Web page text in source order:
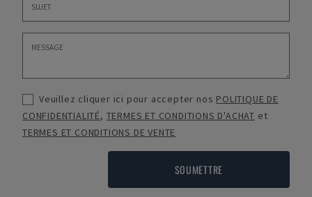
Veuillez cliquer ici pour accepter nos POLITIQUE DE
CONFIDENTIALITÉ, TERMES ET CONDITIONS D'ACHAT et
TERMES ET CONDITIONS DE VENTE
SOUMETTRE